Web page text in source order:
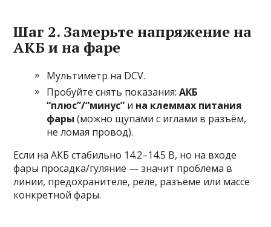
Шаг 2. Замерьте напряжение на
АКБ и на фаре
Мультиметр на DCV.
Пробуйте снять показания:АКБ
“плюс”/“минус” и на клеммах питания
фары (можно щупами с иглами в разъём,
не ломая провод).
Если на АКБ стабильно 14.2–14.5 В, но на входе
фары просадка/гуляние — значит проблема в
линии, предохранителе, реле, разъёме или массе
конкретной фары.